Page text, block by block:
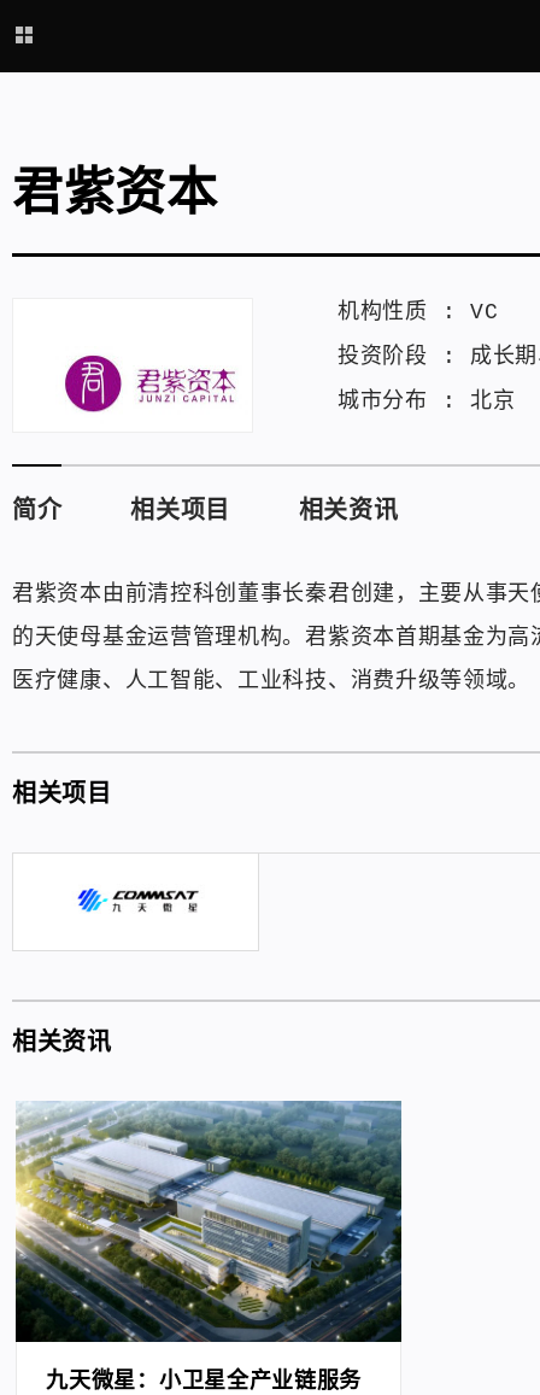
君紫资本
机构性质 : VC
投资阶段 : 成长期
城市分布 : 北京
简介 相关项目 相关资讯
君紫资本由前清控科创董事长秦君创建，主要从事
的天使母基金运营管理机构。君紫资本首期基金为
医疗健康、人工智能、工业科技、消费升级等领域。
相关项目
相关资讯
九天微星：小卫星全产业链服务